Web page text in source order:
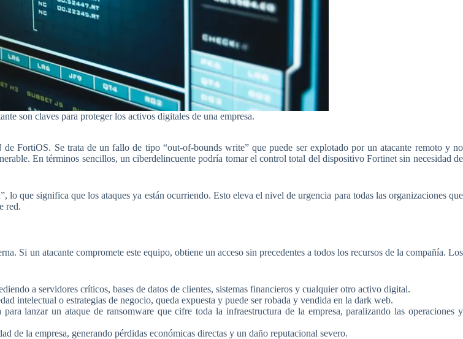
son claves para proteger los activos digitales de una empresa.
FortiOS. Se trata de un fallo de tipo “out-of-bounds write” que puede ser explotado por un atacante remoto y no
En términos sencillos, un ciberdelincuente podría tomar el control total del dispositivo Fortinet sin necesidad de
que significa que los ataques ya están ocurriendo. Esto eleva el nivel de urgencia para todas las organizaciones que
red.
Si un atacante compromete este equipo, obtiene un acceso sin precedentes a todos los recursos de la compañía. Los
a servidores críticos, bases de datos de clientes, sistemas financieros y cualquier otro activo digital.
intelectual o estrategias de negocio, queda expuesta y puede ser robada y vendida en la dark web.
lanzar un ataque de ransomware que cifre toda la infraestructura de la empresa, paralizando las operaciones y
de la empresa, generando pérdidas económicas directas y un daño reputacional severo.